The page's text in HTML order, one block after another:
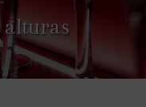
alturas